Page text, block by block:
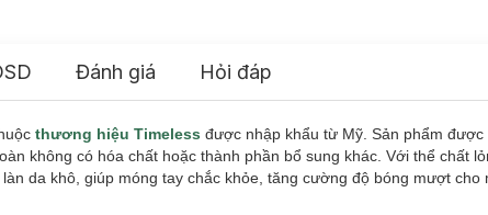
Đánh giá Hỏi đáp
thương hiệu Timeless được nhập khẩu từ Mỹ. Sản phẩm
không có hóa chất hoặc thành phần bổ sung khác. Với thể chất
da khô, giúp móng tay chắc khỏe, tăng cường độ bóng mượt cho